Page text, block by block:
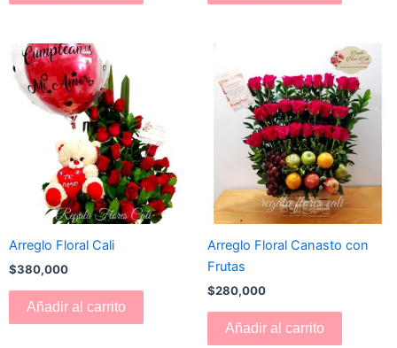
Arreglo Floral Cali
$380,000
Añadir al carrito
Arreglo Floral Canasto con
Frutas
$280,000
Añadir al carrito